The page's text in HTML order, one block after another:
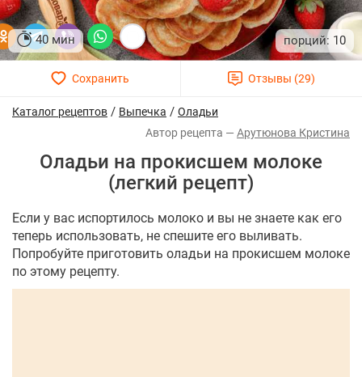
40 мин 10
Каталог рецептов / Выпечка / Оладьи
Арутюнова Кристина
Оладьи на прокисшем молоке
(легкий рецепт)
Если у вас испортилось молоко и вы не знаете как его
теперь использовать, не спешите его выливать.
Попробуйте приготовить оладьи на прокисшем молоке
по этому рецепту.